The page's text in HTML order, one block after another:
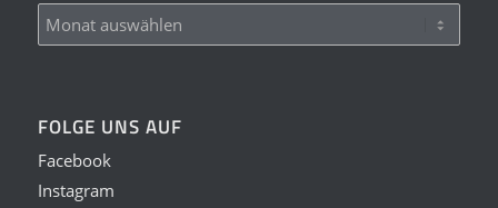
FOLGE UNS AUF
Facebook
Instagram